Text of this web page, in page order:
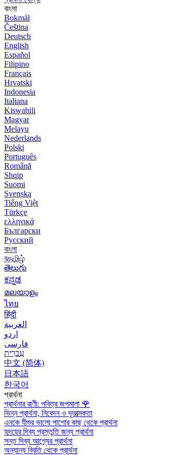
বাংলা
Bokmål
Čeština
Deutsch
English
Español
Filipino
Français
Hrvatski
Indonesia
Italiana
Kiswahili
Magyar
Melayu
Nederlands
Polski
Português
Română
Shqip
Suomi
Svenska
Tiếng Việt
Türkçe
ελληνικά
Български
Русский
বাংলা
বதமிழ்
తెలుగు
ಕನ್ನಡ
മലയാളം
ไทย
हिंदी
العربية
اردو
فارسی
עִברִית
中文 (简体)
日本語
한국어
প্রার্থনা
প্রার্থনার রাণী: পবিত্র জপমালা 🌹
ভিন্ন প্রার্থনা, নিবেদন ও দূতাত্মকতা
এনকে যীশুর ভালো পাশোর কাছ থেকে প্রার্থনা
হৃদয়ের দিব্য প্রস্তুতি জন্য প্রার্থনা
সন্ত দিব্য আশ্র্যের প্রার্থনা
অন্যান্য বিবৃতি থেকে প্রার্থনা